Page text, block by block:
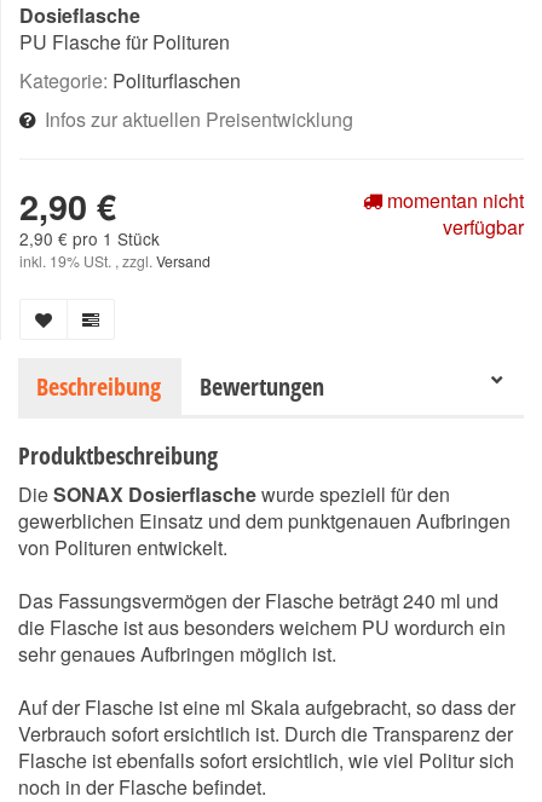
Dosieflasche
PU Flasche für Polituren
Kategorie: Politurflaschen
Infos zur aktuellen Preisentwicklung
2,90 €
2,90 € pro 1 Stück
inkl. 19% USt. , zzgl. Versand
momentan nicht
verfügbar
Beschreibung Bewertungen
Produktbeschreibung
DieSONAX Dosierflaschewurde speziell für den
gewerblichen Einsatz und dem punktgenauen Aufbringen
von Polituren entwickelt.
Das Fassungsvermögen der Flasche beträgt 240 ml und
die Flasche ist aus besonders weichem PU wordurch ein
sehr genaues Aufbringen möglich ist.
Auf der Flasche ist eine ml Skala aufgebracht, so dass der
Verbrauch sofort ersichtlich ist. Durch die Transparenz der
Flasche ist ebenfalls sofort ersichtlich, wie viel Politur sich
noch in der Flasche befindet.